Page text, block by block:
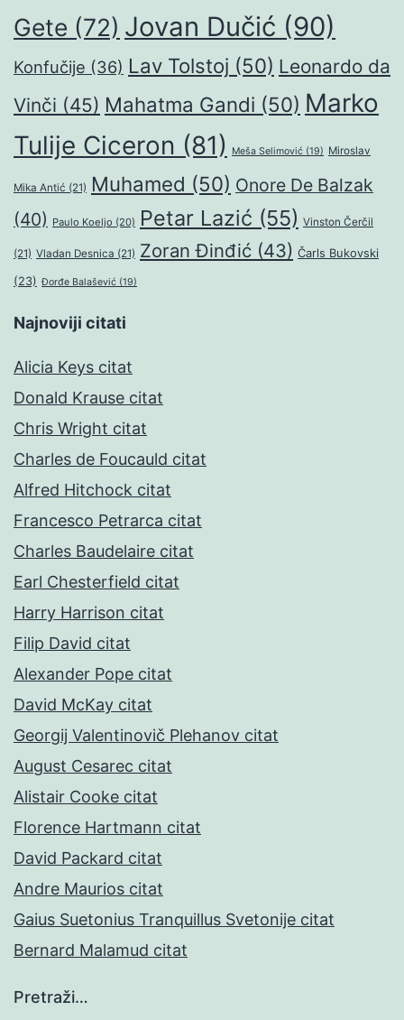
Gete (72) Jovan Dučić (90)
Konfučije (36) Lav Tolstoj (50) Leonardo da
Vinči (45) Mahatma Gandi (50) Marko
Tulije Ciceron (81) Meša Selimović (19) Miroslav
Mika Antić (21) Muhamed (50) Onore De Balzak
(40) Paulo Koeljo (20) Petar Lazić (55) Vinston Čerčil
(21) Vladan Desnica (21) Zoran Đinđić (43) Čarls Bukovski
(23) Đorđe Balašević (19)
Najnoviji citati
Alicia Keys citat
Donald Krause citat
Chris Wright citat
Charles de Foucauld citat
Alfred Hitchock citat
Francesco Petrarca citat
Charles Baudelaire citat
Earl Chesterfield citat
Harry Harrison citat
Filip David citat
Alexander Pope citat
David McKay citat
Georgij Valentinovič Plehanov citat
August Cesarec citat
Alistair Cooke citat
Florence Hartmann citat
David Packard citat
Andre Maurios citat
Gaius Suetonius Tranquillus Svetonije citat
Bernard Malamud citat
Pretraži…